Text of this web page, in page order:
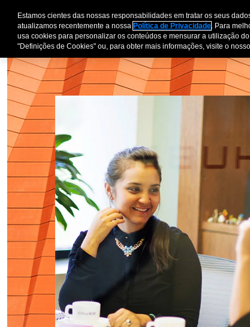
Pessoas e
Estamos cientes das nossas responsabilidades em tratar os seus
atualizamos recentemente a nossa Política de Privacidade. Para
usa cookies para personalizar os conteúdos e mensurar a utilização
"Definições de Cookies" ou, para obter mais informações, visite o